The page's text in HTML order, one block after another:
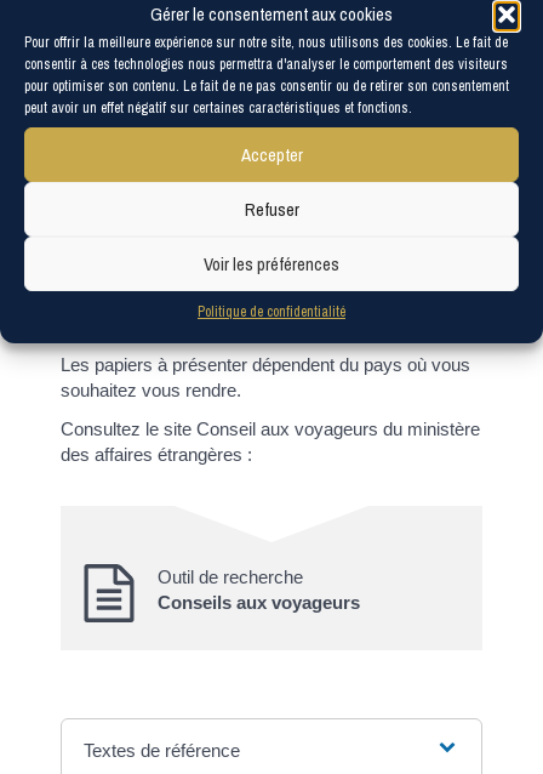
Gérer le consentement aux cookies
Pour offrir la meilleure expérience sur notre site, nous utilisons des cookies. Le fait de
consentir à ces technologies nous permettra d'analyser le comportement des visiteurs
pour optimiser son contenu. Le fait de ne pas consentir ou de retirer son consentement
peut avoir un effet négatif sur certaines caractéristiques et fonctions.
Accepter
Refuser
Voir les préférences
Politique de confidentialité
souhaitez vous rendre.
Vous pouvez consulter le site <a
href="https://www.diplomatie.gouv.fr/fr/conseils-aux-
voyageurs/conseils-par-pays-destination/"
ministère des affaires étrangères pour vérifier.
Il peut s'agir d'un passeport valide au moment du
Un visa peut être nécessaire.
Certains pays acceptent également une carte
Les papiers à présenter dépendent du pays où vous
souhaitez vous rendre.
Consultez le site Conseil aux voyageurs du ministère
des affaires étrangères :
Outil de recherche
Conseils aux voyageurs
Textes de référence